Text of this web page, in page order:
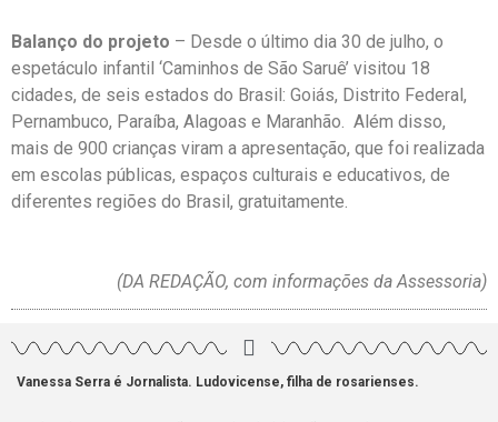
Balanço do projeto – Desde o último dia 30 de julho, o
espetáculo infantil ‘Caminhos de São Saruê’ visitou 18
cidades, de seis estados do Brasil: Goiás, Distrito Federal,
Pernambuco, Paraíba, Alagoas e Maranhão. Além disso,
mais de 900 crianças viram a apresentação, que foi realizada
em escolas públicas, espaços culturais e educativos, de
diferentes regiões do Brasil, gratuitamente.
(DA REDAÇÃO, com informações da Assessoria)
Vanessa Serra é Jornalista. Ludovicense, filha de rosarienses.